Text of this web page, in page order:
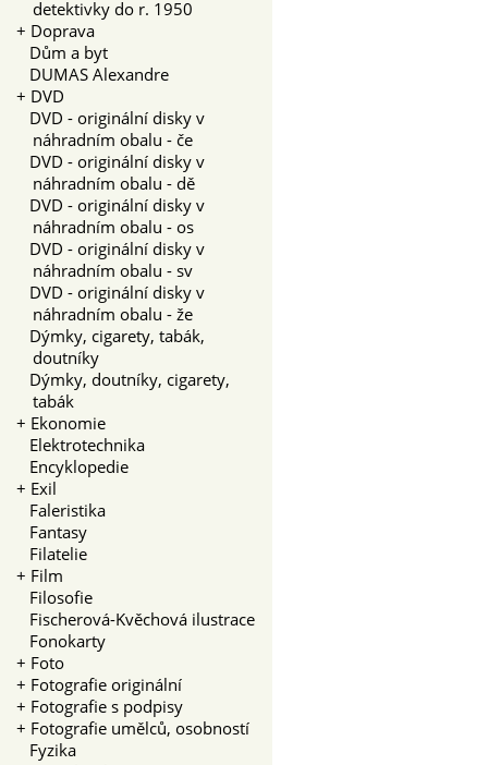
detektivky do r. 1950
+ Doprava
Dům a byt
DUMAS Alexandre
+ DVD
DVD - originální disky v
náhradním obalu - če
DVD - originální disky v
náhradním obalu - dě
DVD - originální disky v
náhradním obalu - os
DVD - originální disky v
náhradním obalu - sv
DVD - originální disky v
náhradním obalu - že
Dýmky, cigarety, tabák,
doutníky
Dýmky, doutníky, cigarety,
tabák
+ Ekonomie
Elektrotechnika
Encyklopedie
+ Exil
Faleristika
Fantasy
Filatelie
+ Film
Filosofie
Fischerová-Kvěchová ilustrace
Fonokarty
+ Foto
+ Fotografie originální
+ Fotografie s podpisy
+ Fotografie umělců, osobností
Fyzika